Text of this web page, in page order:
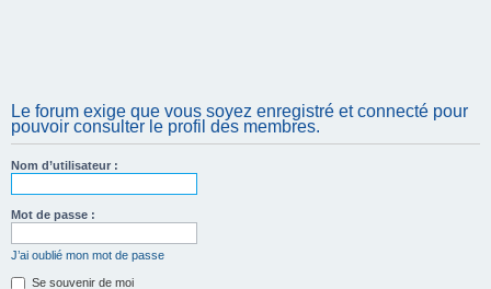
Le forum exige que vous soyez enregistré et connecté pour
pouvoir consulter le profil des membres.
Nom d’utilisateur :
Mot de passe :
J’ai oublié mon mot de passe
Se souvenir de moi